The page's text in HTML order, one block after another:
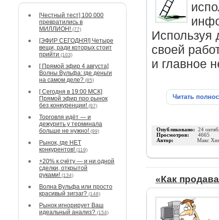
[Честный тест] 100 000
превратились в
МИЛЛИОН! (77)
[ЭФИР СЕГОДНЯ!] Четыре
вещи, ради которых стоит
прийти (103)
[ Прямой эфир 4 августа]
Волны Вульфа: где деньги
на самом деле? (85)
[ Сегодня в 19:00 МСК]
Прямой эфир про рынок
без конкуренции! (97)
Торговля идёт — и
дежурить у терминала
больше не нужно! (99)
Рынок, где НЕТ
конкурентов! (119)
+20% к счёту — и ни одной
сделки, открытой
руками! (134)
Волна Вульфа или просто
красивый зигзаг? (148)
Рынок игнорирует Ваш
идеальный анализ? (154)
Используя
своей
и главное
Читать
Опубликовано: 24
Просмотров: 4665
Автор: Макс
«Как